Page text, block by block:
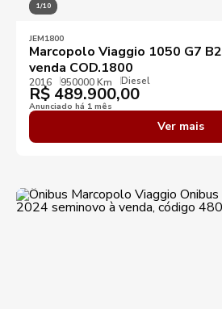
1/10
JEM1800
Marcopolo Viaggio 1050 G7
venda COD.1800
2016 950000 Km Diesel
R$ 489.900,00
Anunciado há 1 mês
Ver mais